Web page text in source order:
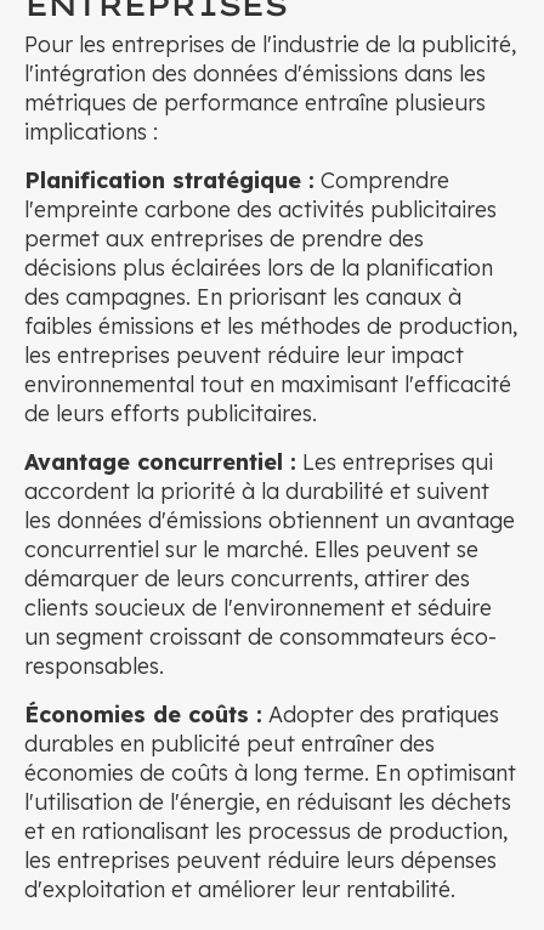
Pour les entreprises de l'industrie de la publicité,
l'intégration des données d'émissions dans les
métriques de performance entraîne plusieurs
implications :
Planification stratégique : Comprendre
l'empreinte carbone des activités publicitaires
permet aux entreprises de prendre des
décisions plus éclairées lors de la planification
des campagnes. En priorisant les canaux à
faibles émissions et les méthodes de production,
les entreprises peuvent réduire leur impact
environnemental tout en maximisant l'efficacité
de leurs efforts publicitaires.
Avantage concurrentiel : Les entreprises qui
accordent la priorité à la durabilité et suivent
les données d'émissions obtiennent un avantage
concurrentiel sur le marché. Elles peuvent se
démarquer de leurs concurrents, attirer des
clients soucieux de l'environnement et séduire
un segment croissant de consommateurs éco-
responsables.
Économies de coûts : Adopter des pratiques
durables en publicité peut entraîner des
économies de coûts à long terme. En optimisant
l'utilisation de l'énergie, en réduisant les déchets
et en rationalisant les processus de production,
les entreprises peuvent réduire leurs dépenses
d'exploitation et améliorer leur rentabilité.